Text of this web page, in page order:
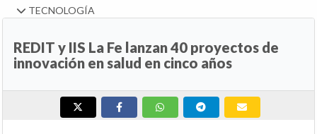
TECNOLOGÍA
REDIT y IIS La Fe lanzan 40 proyectos de
innovación en salud en cinco años